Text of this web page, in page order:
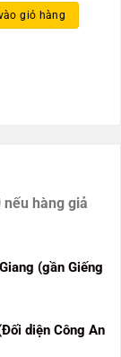
giỏ hàng
hàng giả
(gần Giếng
diện Công An